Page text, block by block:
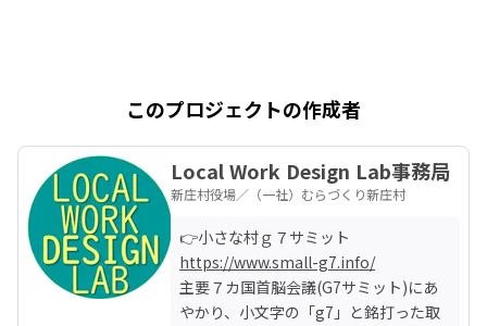
チャーを楽しみながら地域ニーズに合
った事業展開を行っている。
https://i-
maniwa.com/.../article_detail/index/
1512.html
https://ameblo.jp/chikyuokoshi/entr
y-12442951115.html
・
・
✪宮嶋泰明（みやじま・やすあき）
一社）岡山県地域おこし協力隊ネット
このプロジェクトの作成者
Local Work Design Lab事務局
新庄村役場／（一社）むらづくり新庄村
https://www.small-g7.info/
主要７カ国首脳会議(G7サミット)にあ
やかり、小文字の「g7」と銘打った取